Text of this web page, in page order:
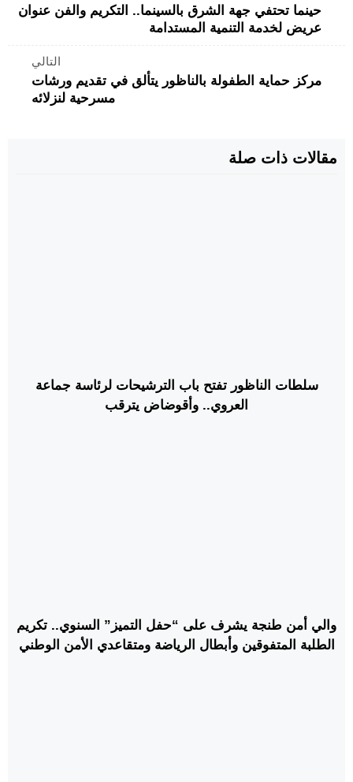
حينما تحتفي جهة الشرق بالسينما.. التكريم والفن عنوان
عريض لخدمة التنمية المستدامة
التالي
مركز حماية الطفولة بالناظور يتألق في تقديم ورشات
مسرحية لنزلائه
مقالات ذات صلة
سلطات الناظور تفتح باب الترشيحات لرئاسة جماعة
العروي.. وأقوضاض يترقب
والي أمن طنجة يشرف على “حفل التميز” السنوي.. تكريم
الطلبة المتفوقين وأبطال الرياضة ومتقاعدي الأمن الوطني